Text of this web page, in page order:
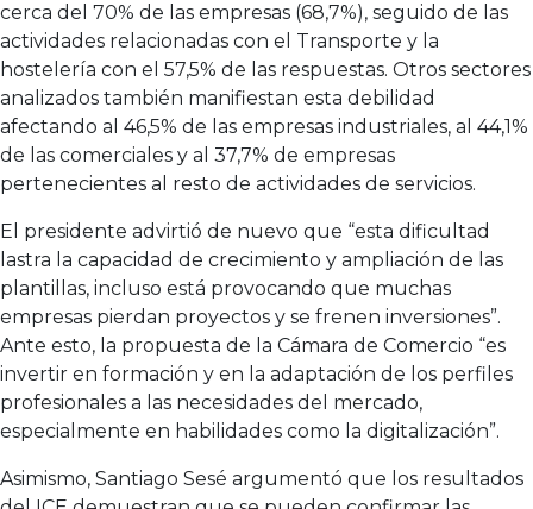
cerca del 70% de las empresas (68,7%), seguido de las
actividades relacionadas con el Transporte y la
hostelería con el 57,5% de las respuestas. Otros sectores
analizados también manifiestan esta debilidad
afectando al 46,5% de las empresas industriales, al 44,1%
de las comerciales y al 37,7% de empresas
pertenecientes al resto de actividades de servicios.
El presidente advirtió de nuevo que “esta dificultad
lastra la capacidad de crecimiento y ampliación de las
plantillas, incluso está provocando que muchas
empresas pierdan proyectos y se frenen inversiones”.
Ante esto, la propuesta de la Cámara de Comercio “es
invertir en formación y en la adaptación de los perfiles
profesionales a las necesidades del mercado,
especialmente en habilidades como la digitalización”.
Asimismo, Santiago Sesé argumentó que los resultados